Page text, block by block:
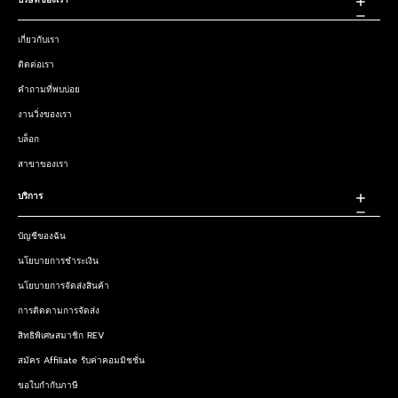
เกี่ยวกับเรา
ติดต่อเรา
คำถามที่พบบ่อย
งานวิ่งของเรา
บล็อก
สาขาของเรา
บริการ
บัญชีของฉัน
นโยบายการชำระเงิน
นโยบายการจัดส่งสินค้า
การติดตามการจัดส่ง
สิทธิพิเศษสมาชิก REV
สมัคร Affiliate รับค่าคอมมิชชั่น
ขอใบกำกับภาษี